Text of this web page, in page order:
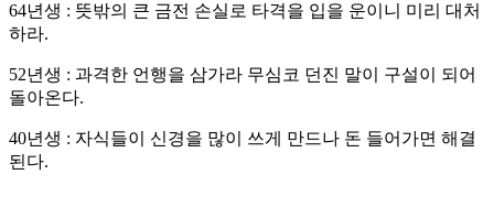
64년생 : 뜻밖의 큰 금전 손실로 타격을 입을 운이니 미리 대처
하라.
52년생 : 과격한 언행을 삼가라 무심코 던진 말이 구설이 되어
돌아온다.
40년생 : 자식들이 신경을 많이 쓰게 만드나 돈 들어가면 해결
된다.